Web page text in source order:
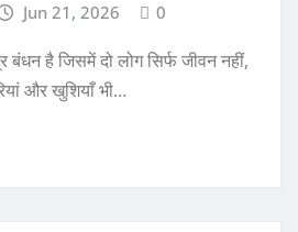
Jun 21, 2026 0
बंधन है जिसमें दो लोग सिर्फ जीवन नहीं,
और खुशियाँ भी…